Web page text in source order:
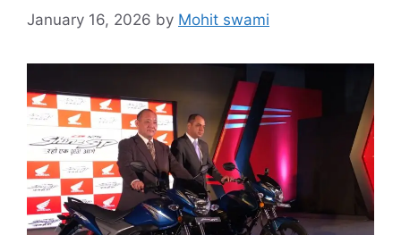
January 16, 2026 by Mohit swami